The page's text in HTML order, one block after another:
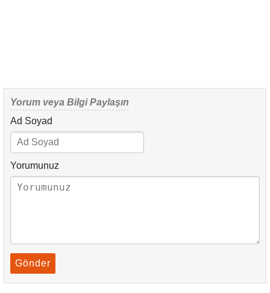
Yorum veya Bilgi Paylaşın
Ad Soyad
Yorumunuz
Gönder